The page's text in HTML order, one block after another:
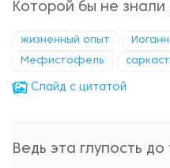
Которой бы не знали
жизненный опыт
Мефистофель
Cлайд с цитатой
Ведь эта глупость